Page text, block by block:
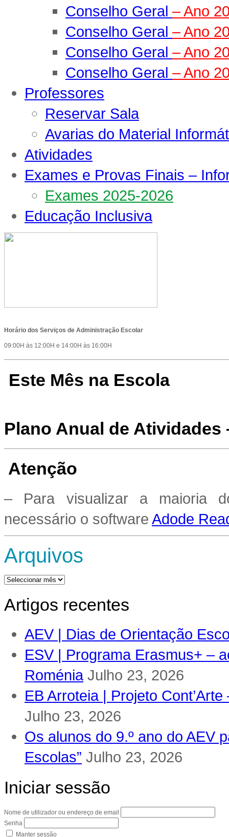
Conselho Geral – Ano
Conselho Geral – Ano
Conselho Geral – Ano
Conselho Geral – Ano
Professores
Reservar Sala
Avarias do Material
Atividades
Exames e Provas Finais –
Exames 2025-2026
Educação Inclusiva
Horário dos Serviços de Administração Escolar
09:00H às 12:00H e 14:00H às 16:00H
Este Mês na Escola
Plano Anual de Atividades
Atenção
– Para visualizar a maioria
necessário o software Adode
Arquivos
Arquivos
Artigos recentes
AEV | Dias de Orientação
ESV | Programa Erasmus+ –
Roménia Julho 23, 2026
EB Arroteia | Projeto
Julho 23, 2026
Os alunos do 9.º ano do AEV
Escolas” Julho 23, 2026
Iniciar sessão
Nome de utilizador ou endereço de email
Senha
Manter sessão